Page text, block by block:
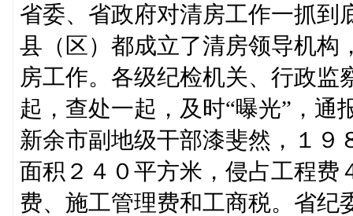
省委、省政府对清房工作一抓到
县（区）都成立了清房领导机构
房工作。各级纪检机关、行政
起，查处一起，及时“曝光”，通
新余市副地级干部漆斐然，１９
面积２４０平方米，侵占工程费
费、施工管理费和工商税。省纪